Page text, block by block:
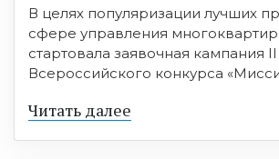
В целях популяризации лучших
сфере управления
стартовала заявочная кампания II
Всероссийского конкурса
Читать далее